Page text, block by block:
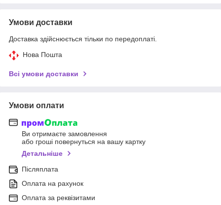
Умови доставки
Доставка здійснюється тільки по передоплаті.
Нова Пошта
Всі умови доставки
Умови оплати
Ви отримаєте замовлення
або гроші повернуться на вашу картку
Детальніше
Післяплата
Оплата на рахунок
Оплата за реквізитами